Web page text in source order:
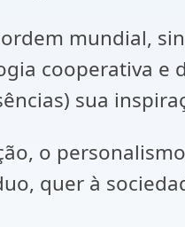
mundial,
cooperativa e
sua
o
quer à